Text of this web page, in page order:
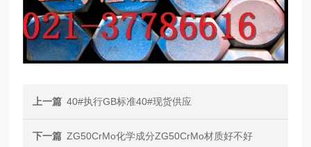
上一篇 40#执行GB标准40#现货供应
下一篇 ZG50CrMo化学成分ZG50CrMo材质好不好